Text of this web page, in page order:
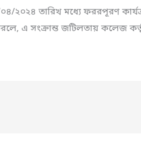
২০২৪ তারিখ মধ্যে ফররপূরণ
এ সংক্রান্ত জটিলতায় কলেজ